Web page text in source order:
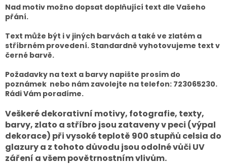
Nad motiv možno dopsat doplňující text dle Vašeho
přání.
Text může být i v jiných barvách a také ve zlatém a
stříbrném provedení. Standardně vyhotovujeme text v
černé barvě.
Požadavky na text a barvy napište prosím do
poznámek nebo nám zavolejte na telefon: 723065230.
Rádi Vám poradíme.
Veškeré dekorativní motivy, fotografie, texty,
barvy, zlato a stříbro jsou zataveny v peci (výpal
dekorace) při vysoké teplotě 900 stupňů celsia do
glazury a z tohoto důvodu jsou odolné vůči UV
záření a všem povětrnostním vlivům.